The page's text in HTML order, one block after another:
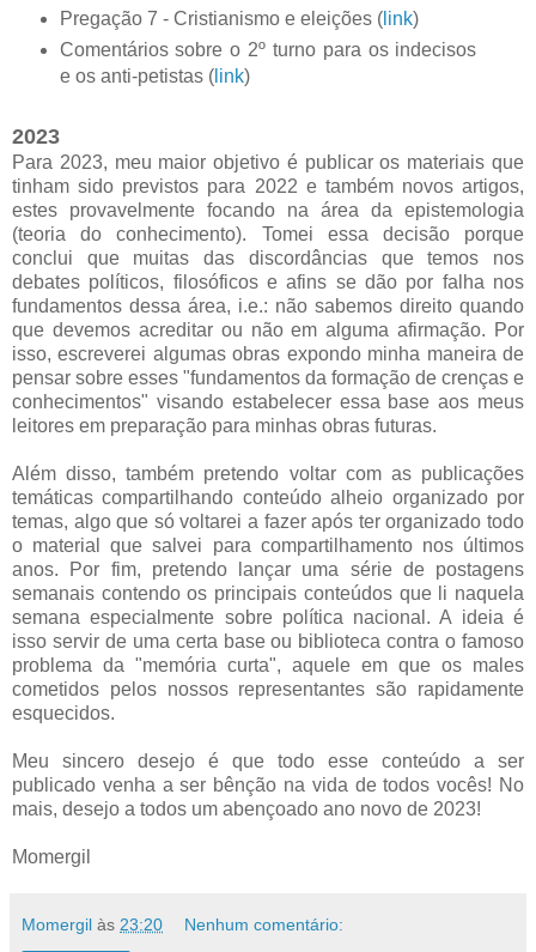
Pregação 7 - Cristianismo e eleições (link)
Comentários sobre o 2º turno para os indecisos
e os anti-petistas (link)
2023
Para 2023, meu maior objetivo é publicar os materiais que
tinham sido previstos para 2022 e também novos artigos,
estes provavelmente focando na área da epistemologia
(teoria do conhecimento). Tomei essa decisão porque
conclui que muitas das discordâncias que temos nos
debates políticos, filosóficos e afins se dão por falha nos
fundamentos dessa área, i.e.: não sabemos direito quando
que devemos acreditar ou não em alguma afirmação. Por
isso, escreverei algumas obras expondo minha maneira de
pensar sobre esses "fundamentos da formação de crenças e
conhecimentos" visando estabelecer essa base aos meus
leitores em preparação para minhas obras futuras.
Além disso, também pretendo voltar com as publicações
temáticas compartilhando conteúdo alheio organizado por
temas, algo que só voltarei a fazer após ter organizado todo
o material que salvei para compartilhamento nos últimos
anos. Por fim, pretendo lançar uma série de postagens
semanais contendo os principais conteúdos que li naquela
semana especialmente sobre política nacional. A ideia é
isso servir de uma certa base ou biblioteca contra o famoso
problema da "memória curta", aquele em que os males
cometidos pelos nossos representantes são rapidamente
esquecidos.
Meu sincero desejo é que todo esse conteúdo a ser
publicado venha a ser bênção na vida de todos vocês! No
mais, desejo a todos um abençoado ano novo de 2023!
Momergil
Momergil às 23:20 Nenhum comentário: